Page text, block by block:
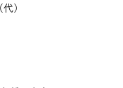
（代）